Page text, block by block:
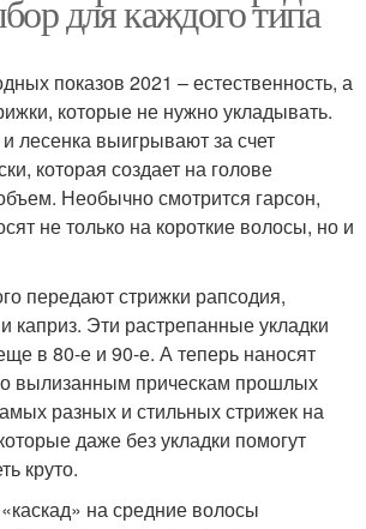
для каждого типа
показов 2021 – естественность, а
которые не нужно укладывать.
лесенка выигрывают за счет
которая создает на голове
Необычно смотрится гарсон,
не только на короткие волосы, но и
передают стрижки рапсодия,
каприз. Эти растрепанные укладки
в 80-е и 90-е. А теперь наносят
вылизанным прическам прошлых
разных и стильных стрижек на
даже без укладки помогут
круто.
на средние волосы